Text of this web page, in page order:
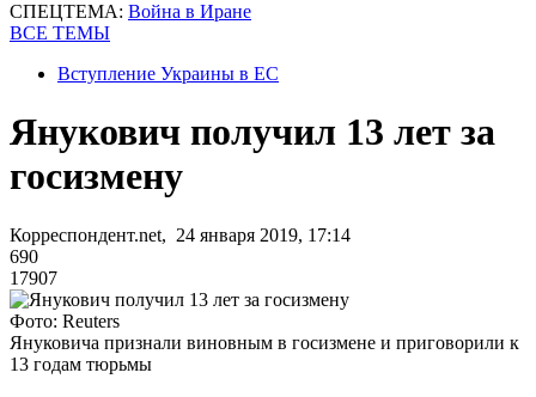
СПЕЦТЕМА: Война в Иране
ВСЕ ТЕМЫ
Вступление Украины в ЕС
Янукович получил 13 лет за
госизмену
Корреспондент.net, 24 января 2019, 17:14
690
17907
Фото: Reuters
Януковича признали виновным в госизмене и приговорили к
13 годам тюрьмы